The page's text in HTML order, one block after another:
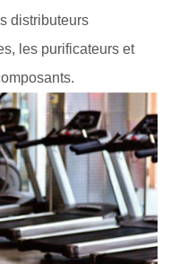
distributeurs
les purificateurs et